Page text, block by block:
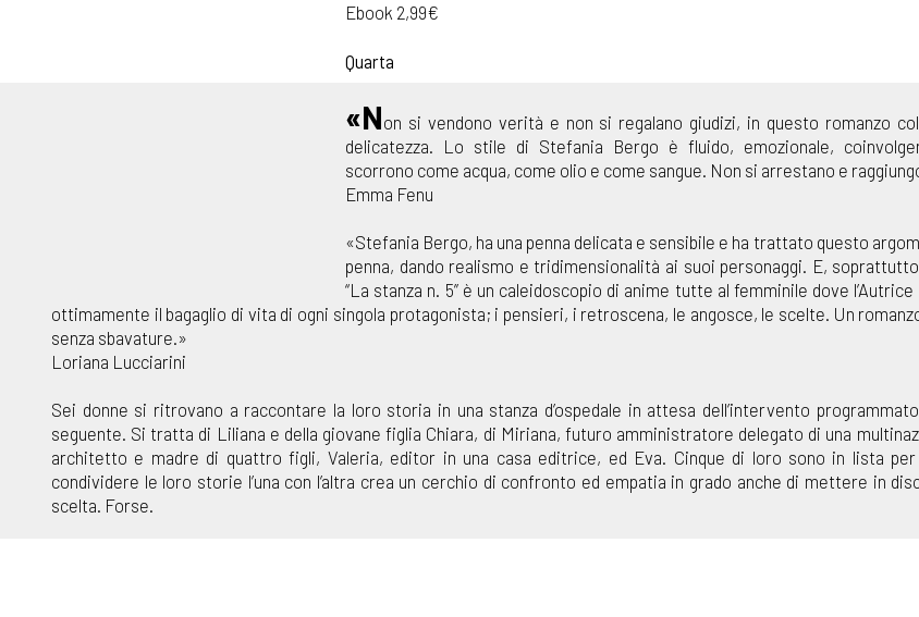
Ebook 2,99€
Quarta
«Non si vendono verità e non si regalano giudizi, in questo romanzo
delicatezza. Lo stile di Stefania Bergo è fluido, emozionale,
scorrono come acqua, come olio e come sangue. Non si arrestano e
Emma Fenu
«Stefania Bergo, ha una penna delicata e sensibile e ha trattato questo
penna, dando realismo e tridimensionalità ai suoi personaggi. E,
“La stanza n. 5” è un caleidoscopio di anime tutte al femminile dove
ottimamente il bagaglio di vita di ogni singola protagonista; i pensieri, i retroscena, le angosce, le scelte. Un
senza sbavature.»
Loriana Lucciarini
Sei donne si ritrovano a raccontare la loro storia in una stanza d’ospedale in attesa dell’intervento
seguente. Si tratta di Liliana e della giovane figlia Chiara, di Miriana, futuro amministratore delegato di una
architetto e madre di quattro figli, Valeria, editor in una casa editrice, ed Eva. Cinque di loro sono in lista
condividere le loro storie l’una con l’altra crea un cerchio di confronto ed empatia in grado anche di mettere in
scelta. Forse.